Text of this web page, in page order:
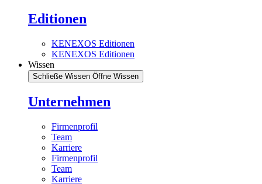
Editionen
KENEXOS Editionen
KENEXOS Editionen
Wissen
Schließe Wissen Öffne Wissen
Unternehmen
Firmenprofil
Team
Karriere
Firmenprofil
Team
Karriere